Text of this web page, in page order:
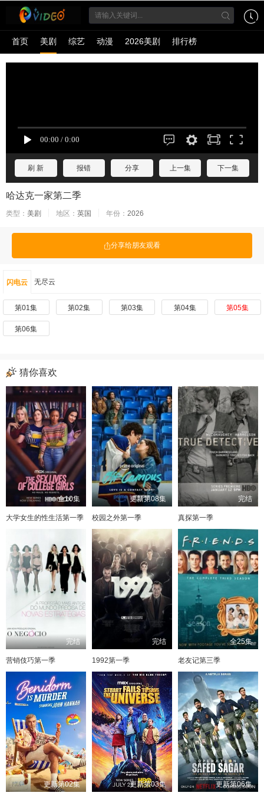
首页 美剧 综艺 动漫 2026美剧 排行榜
刷 新 报错 分享 上一集 下一集
哈达克一家第二季
类型： 美剧 地区： 英国 年份： 2026
分享给朋友观看
闪电云 无尽云
第01集 第02集 第03集 第04集 第05集
第06集
猜你喜欢
全10集
大学女生的性生活第一季
更新第08集
校园之外第一季
完结
真探第一季
完结
营销伎巧第一季
完结
1992第一季
全25集
老友记第三季
更新第02集 更新第03集 更新第06集